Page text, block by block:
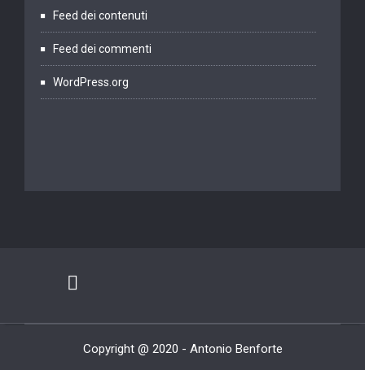
Feed dei contenuti
Feed dei commenti
WordPress.org
Copyright @ 2020 - Antonio Benforte